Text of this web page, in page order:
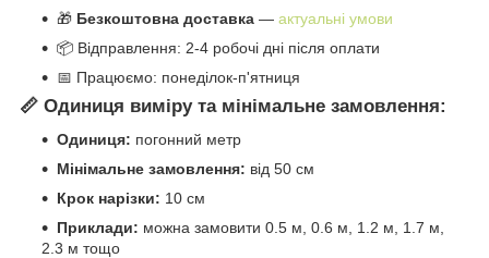
🎁 Безкоштовна доставка — актуальні умови
📦 Відправлення: 2-4 робочі дні після оплати
📅 Працюємо: понеділок-п'ятниця
📏 Одиниця виміру та мінімальне замовлення:
Одиниця: погонний метр
Мінімальне замовлення: від 50 см
Крок нарізки: 10 см
Приклади: можна замовити 0.5 м, 0.6 м, 1.2 м, 1.7 м,
2.3 м тощо